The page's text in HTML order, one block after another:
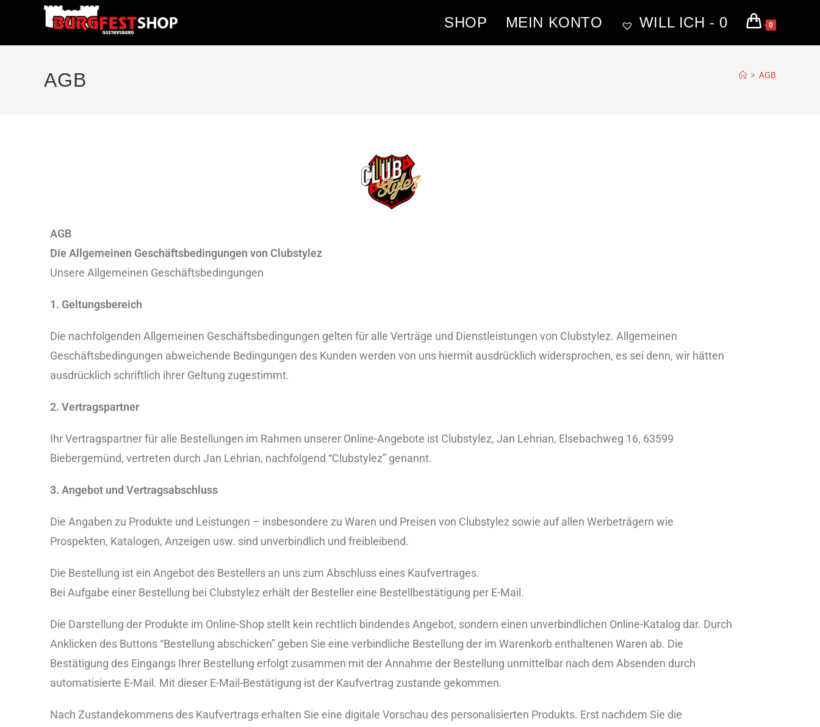
SHOP MEIN KONTO WILL ICH - 0 0
AGB > AGB
AGB
Die Allgemeinen Geschäftsbedingungen von Clubstylez
Unsere Allgemeinen Geschäftsbedingungen
1. Geltungsbereich
Die nachfolgenden Allgemeinen Geschäftsbedingungen gelten für alle Verträge und Dienstleistungen von Clubstylez. Allgemeinen
Geschäftsbedingungen abweichende Bedingungen des Kunden werden von uns hiermit ausdrücklich widersprochen, es sei denn, wir hätten
ausdrücklich schriftlich ihrer Geltung zugestimmt.
2. Vertragspartner
Ihr Vertragspartner für alle Bestellungen im Rahmen unserer Online-Angebote ist Clubstylez, Jan Lehrian, Elsebachweg 16, 63599
Biebergemünd, vertreten durch Jan Lehrian, nachfolgend “Clubstylez” genannt.
3. Angebot und Vertragsabschluss
Die Angaben zu Produkte und Leistungen – insbesondere zu Waren und Preisen von Clubstylez sowie auf allen Werbeträgern wie
Prospekten, Katalogen, Anzeigen usw. sind unverbindlich und freibleibend.
Die Bestellung ist ein Angebot des Bestellers an uns zum Abschluss eines Kaufvertrages.
Bei Aufgabe einer Bestellung bei Clubstylez erhält der Besteller eine Bestellbestätigung per E-Mail.
Die Darstellung der Produkte im Online-Shop stellt kein rechtlich bindendes Angebot, sondern einen unverbindlichen Online-Katalog dar. Durch
Anklicken des Buttons “Bestellung abschicken” geben Sie eine verbindliche Bestellung der im Warenkorb enthaltenen Waren ab. Die
Bestätigung des Eingangs Ihrer Bestellung erfolgt zusammen mit der Annahme der Bestellung unmittelbar nach dem Absenden durch
automatisierte E-Mail. Mit dieser E-Mail-Bestätigung ist der Kaufvertrag zustande gekommen.
Nach Zustandekommens des Kaufvertrags erhalten Sie eine digitale Vorschau des personalisierten Produkts. Erst nachdem Sie die